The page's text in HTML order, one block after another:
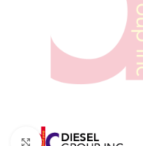
Click to enlarge